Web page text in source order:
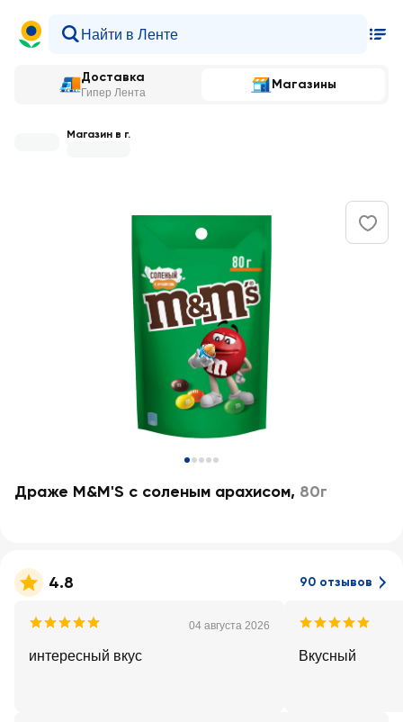
Доставка
Гипер Лента
Магазины
Магазин в г.
Драже M&M'S с соленым арахисом, 80г
4.8 90 отзывов
04 августа 2026
интересный вкус Вкусный